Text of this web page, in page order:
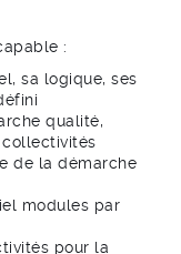
:
sa logique, ses
qualité,
collectivités
de la démarche
modules par
pour la